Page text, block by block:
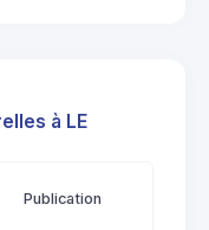
à LE
Publication